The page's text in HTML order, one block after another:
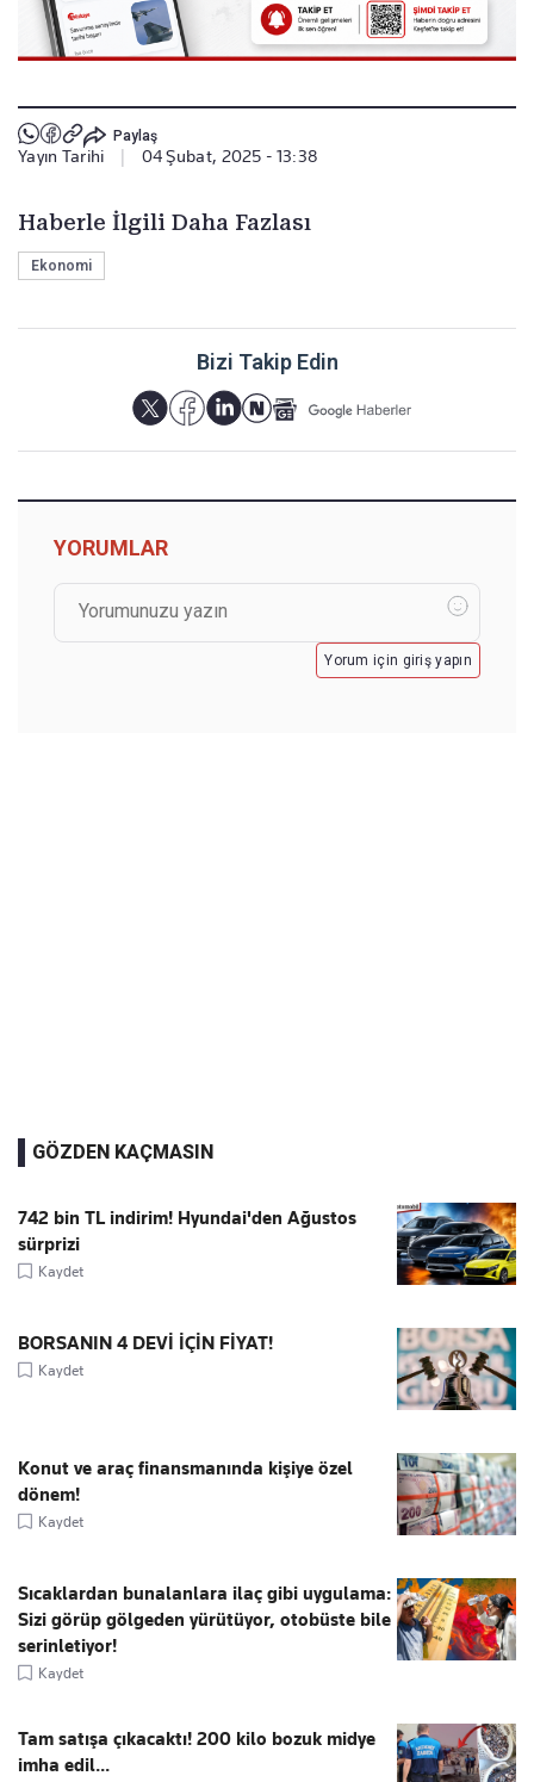
Paylaş
Yayın Tarihi 04 Şubat, 2025 - 13:38
Haberle İlgili Daha Fazlası
Ekonomi
Bizi Takip Edin
YORUMLAR
Yorum için giriş yapın
GÖZDEN KAÇMASIN
742 bin TL indirim! Hyundai'den Ağustos
sürprizi
Kaydet
BORSANIN 4 DEVİ İÇİN FİYAT!
Kaydet
Konut ve araç finansmanında kişiye özel
dönem!
Kaydet
Sıcaklardan bunalanlara ilaç gibi uygulama:
Sizi görüp gölgeden yürütüyor, otobüste bile
serinletiyor!
Kaydet
Tam satışa çıkacaktı! 200 kilo bozuk midye
imha edil...